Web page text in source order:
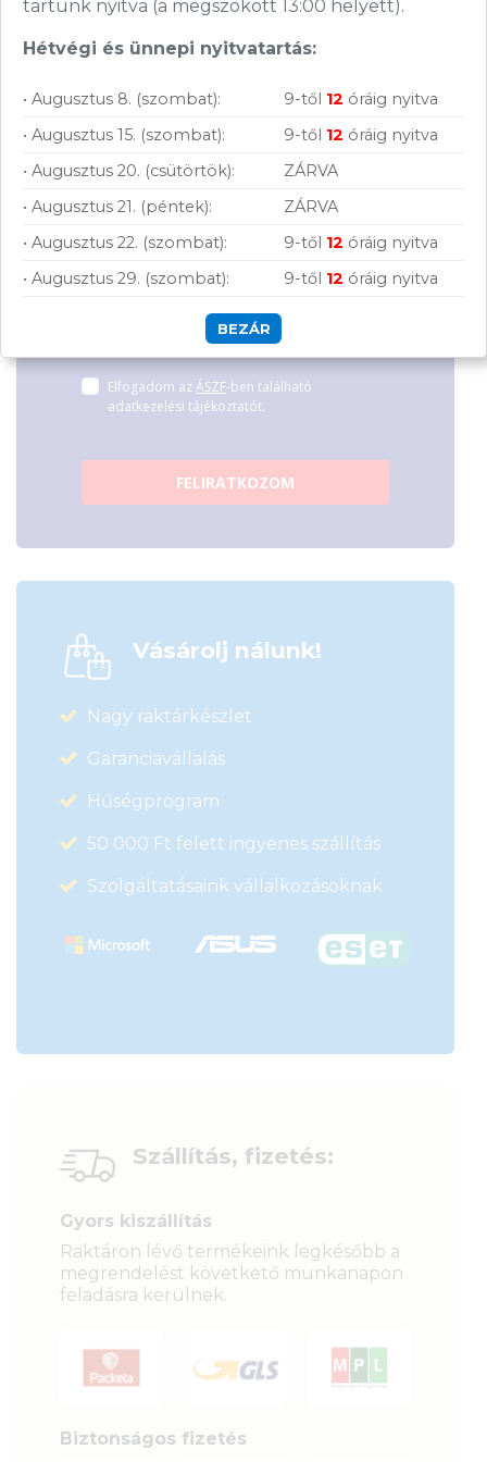
Garanciaidő:36 hónap
Azonosító:42806
Garanciaidő:
Segítünk megtalálni a számodra legjobb
tanulásról vagy szórakozásról!Csatlakozz
hírleveles közösségünkhöz, és hozd ki a
maximumot a tech-világ lehetőségeiből!
Elfogadom az ÁSZF-ben található
adatkezelési tájékoztatót.
FELIRATKOZOM
Vásárolj nálunk!
Nagy raktárkészlet
Garanciavállalás
Hűségprogram
50 000 Ft felett ingyenes szállítás
Szolgáltatásaink vállalkozásoknak
Szállítás, fizetés:
Gyors kiszállítás
Raktáron lévő termékeink legkésőbb a
megrendelést követkető munkanapon
feladásra kerülnek.
Biztonságos fizetés
tartunk nyitva (a megszokott 13:00 helyett).
Hétvégi és ünnepi nyitvatartás:
• Augusztus 8. (szombat): 9-től 12 óráig nyitva
• Augusztus 15. (szombat):
9-től 12 óráig nyitva
• Augusztus 20. (csütörtök):
ZÁRVA
• Augusztus 21. (péntek):
ZÁRVA
• Augusztus 22. (szombat):
9-től 12 óráig nyitva
• Augusztus 29. (szombat):
9-től 12 óráig nyitva
BEZÁR